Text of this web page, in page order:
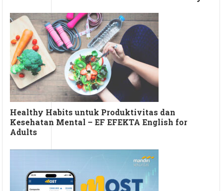
Healthy Habits untuk Produktivitas dan
Kesehatan Mental – EF EFEKTA English for
Adults